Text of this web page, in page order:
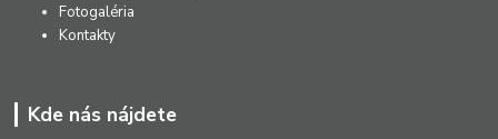
Fotogaléria
Kontakty
Kde nás nájdete